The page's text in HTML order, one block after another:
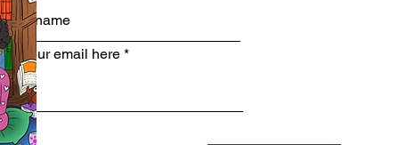
your email here